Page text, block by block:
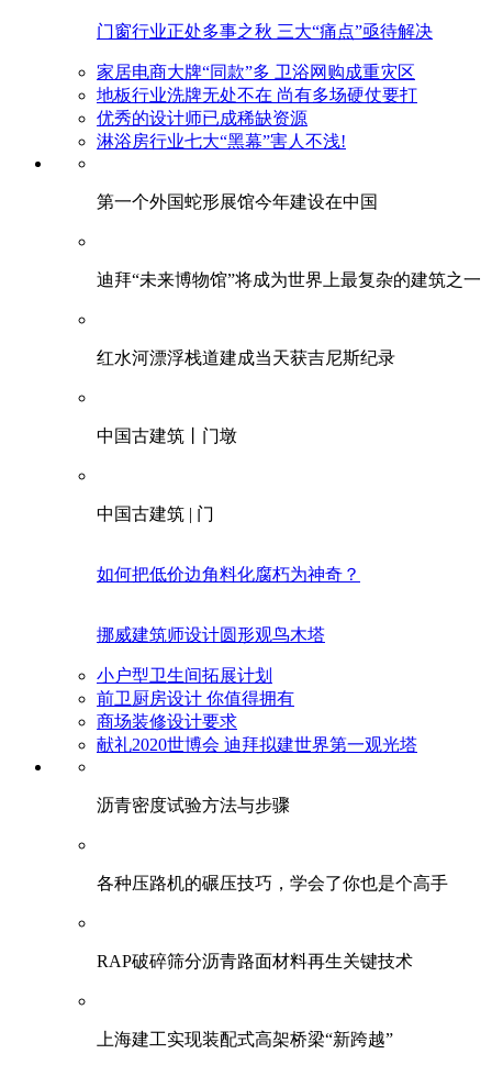
门窗行业正处多事之秋 三大“痛点”亟待解决
家居电商大牌“同款”多 卫浴网购成重灾区
地板行业洗牌无处不在 尚有多场硬仗要打
优秀的设计师已成稀缺资源
淋浴房行业七大“黑幕”害人不浅!
第一个外国蛇形展馆今年建设在中国
迪拜“未来博物馆”将成为世界上最复杂的建筑之一
红水河漂浮栈道建成当天获吉尼斯纪录
中国古建筑丨门墩
中国古建筑 | 门
如何把低价边角料化腐朽为神奇？
挪威建筑师设计圆形观鸟木塔
小户型卫生间拓展计划
前卫厨房设计 你值得拥有
商场装修设计要求
献礼2020世博会 迪拜拟建世界第一观光塔
​沥青密度试验方法与步骤
各种压路机的碾压技巧，学会了你也是个高手
RAP破碎筛分沥青路面材料再生关键技术
上海建工实现装配式高架桥梁“新跨越”